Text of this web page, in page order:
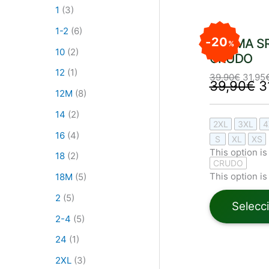
1 (3)
1-2 (6)
10 (2)
12 (1)
12M (8)
14 (2)
16 (4)
18 (2)
18M (5)
2 (5)
2-4 (5)
24 (1)
2XL (3)
20%
PIJAMA
CRUDO
39,90€
era:
39,90€.
31,95
39,90€
2XL 3XL
S
XL XS
This option
CRUDO
This option